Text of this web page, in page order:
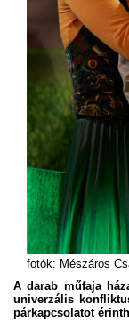
fotók: Mészáros
A darab műfaja
univerzális
párkapcsolatot